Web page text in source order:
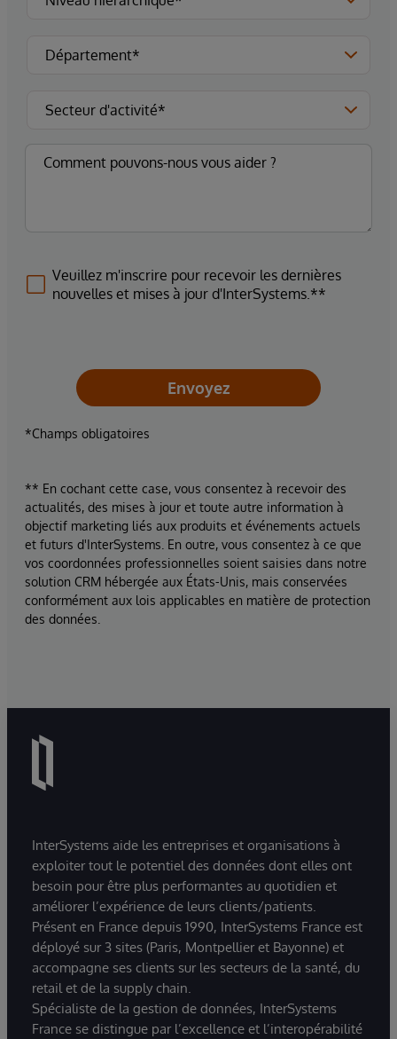
Veuillez m'inscrire pour recevoir les dernières
nouvelles et mises à jour d'InterSystems.**
Envoyez
*Champs obligatoires
** En cochant cette case, vous consentez à recevoir des
actualités, des mises à jour et toute autre information à
objectif marketing liés aux produits et événements actuels
et futurs d'InterSystems. En outre, vous consentez à ce que
vos coordonnées professionnelles soient saisies dans notre
solution CRM hébergée aux États-Unis, mais conservées
conformément aux lois applicables en matière de protection
des données.
InterSystems aide les entreprises et organisations à
exploiter tout le potentiel des données dont elles ont
besoin pour être plus performantes au quotidien et
améliorer l’expérience de leurs clients/patients.
Présent en France depuis 1990, InterSystems France est
déployé sur 3 sites (Paris, Montpellier et Bayonne) et
accompagne ses clients sur les secteurs de la santé, du
retail et de la supply chain.
Spécialiste de la gestion de données, InterSystems
France se distingue par l’excellence et l’interopérabilité